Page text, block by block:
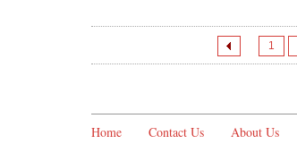
1
Home Contact Us About Us